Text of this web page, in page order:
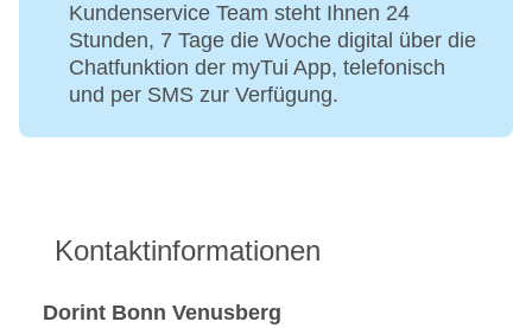
Kundenservice Team steht Ihnen 24
Stunden, 7 Tage die Woche digital über die
Chatfunktion der myTui App, telefonisch
und per SMS zur Verfügung.
Kontaktinformationen
Dorint Bonn Venusberg